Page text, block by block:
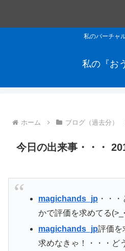
私のバーチャ
私の『お
ホーム ブログ（過去分）
今日の出来事・・・
magichands_jp ・・
かで評価を求めてる
magichands_jp評価を
求めなきゃ！・・・ど